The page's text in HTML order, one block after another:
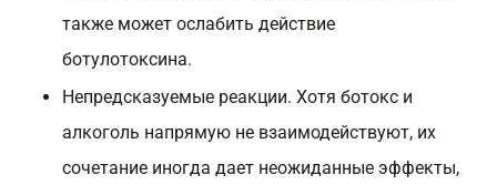
также может ослабить действие
ботулотоксина.
Непредсказуемые реакции. Хотя ботокс и
алкоголь напрямую не взаимодействуют, их
сочетание иногда дает неожиданные эффекты,